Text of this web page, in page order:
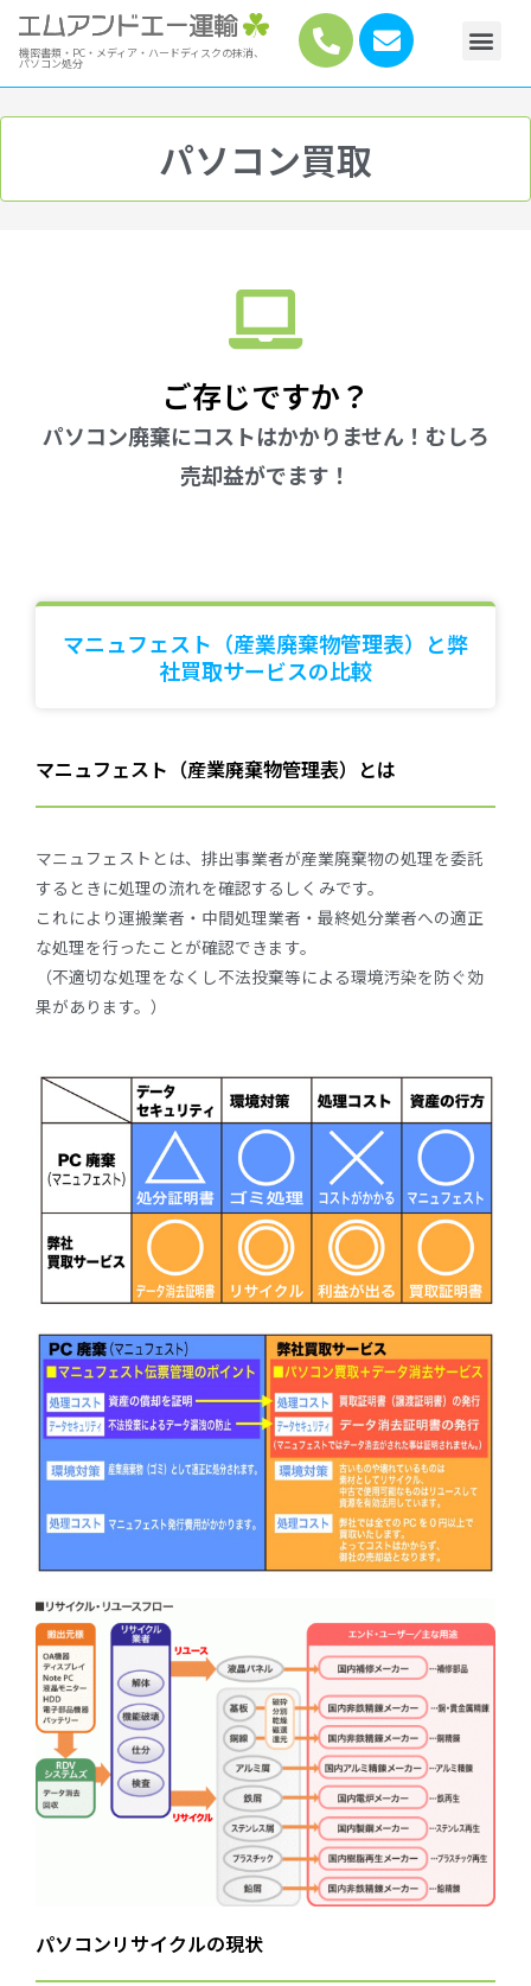
機密書類・PC・メディア・ハードディスクの抹消、
パソコン処分
パソコン買取
ご存じですか？
パソコン廃棄にコストはかかりません！むしろ
売却益がでます！
マニュフェスト（産業廃棄物管理表）と弊
社買取サービスの比較
マニュフェスト（産業廃棄物管理表）とは
マニュフェストとは、排出事業者が産業廃棄物の処理を委託
するときに処理の流れを確認するしくみです。
これにより運搬業者・中間処理業者・最終処分業者への適正
な処理を行ったことが確認できます。
（不適切な処理をなくし不法投棄等による環境汚染を防ぐ効
果があります。）
パソコンリサイクルの現状